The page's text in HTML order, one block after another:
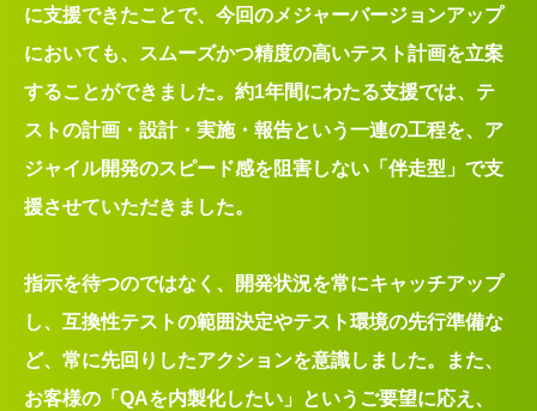
に支援できたことで、今回のメジャーバージョンアップ
においても、スムーズかつ精度の高いテスト計画を立案
することができました。約1年間にわたる支援では、テ
ストの計画・設計・実施・報告という一連の工程を、ア
ジャイル開発のスピード感を阻害しない「伴走型」で支
援させていただきました。
指示を待つのではなく、開発状況を常にキャッチアップ
し、互換性テストの範囲決定やテスト環境の先行準備な
ど、常に先回りしたアクションを意識しました。また、
お客様の「QAを内製化したい」というご要望に応え、